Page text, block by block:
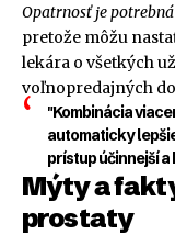
Opatrnosť je
pretože môžu
lekára o všetkých
voľnopredajných
"Kombinácia
automaticky
prístup účinnejší a
Mýty a
prostaty